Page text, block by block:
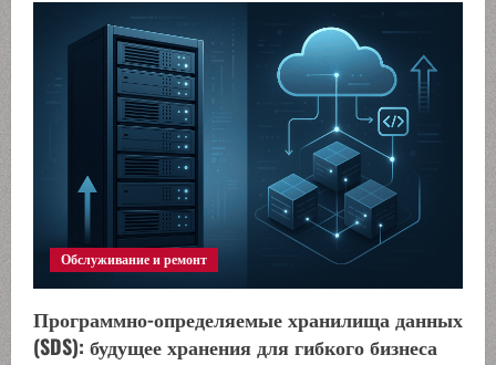
н
и
Обслуживание и ремонт
Программно-определяемые хранилища данных
(SDS): будущее хранения для гибкого бизнеса